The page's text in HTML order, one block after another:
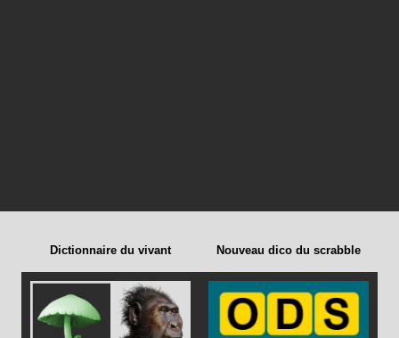
Dictionnaire du vivant Nouveau dico du scrabble